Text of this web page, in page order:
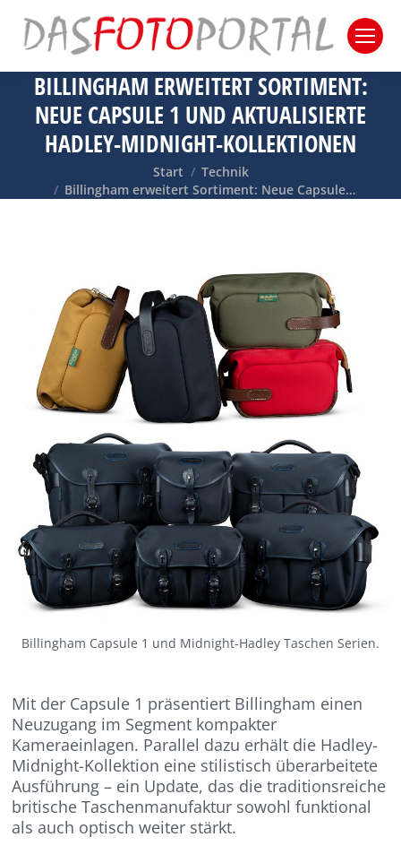
BILLINGHAM ERWEITERT SORTIMENT:
NEUE CAPSULE 1 UND AKTUALISIERTE
HADLEY-MIDNIGHT-KOLLEKTIONEN
Sie befinden sich hier:
Start
Technik
Billingham erweitert Sortiment: Neue Capsule…
Billingham Capsule 1 und Midnight-Hadley Taschen Serien.
Mit der Capsule 1 präsentiert Billingham einen
Neuzugang im Segment kompakter
Kameraeinlagen. Parallel dazu erhält die Hadley-
Midnight-Kollektion eine stilistisch überarbeitete
Ausführung – ein Update, das die traditionsreiche
britische Taschenmanufaktur sowohl funktional
als auch optisch weiter stärkt.